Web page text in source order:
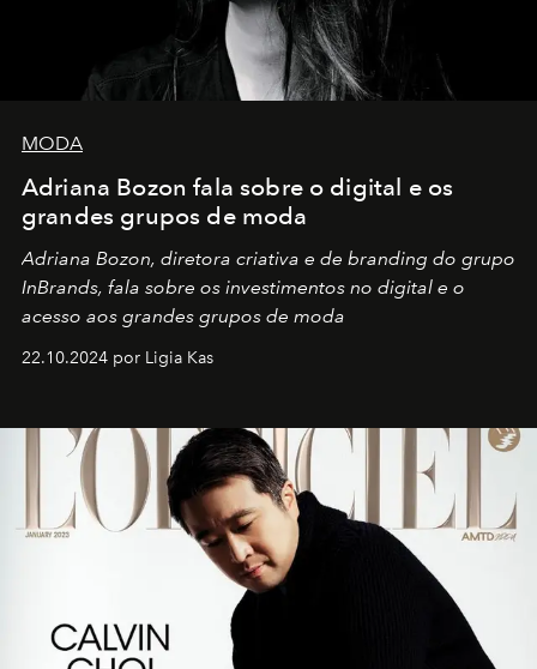
MODA
Adriana Bozon fala sobre o digital e os
grandes grupos de moda
Adriana Bozon, diretora criativa e de branding do grupo
InBrands, fala sobre os investimentos no digital e o
acesso aos grandes grupos de moda
22.10.2024 por Ligia Kas